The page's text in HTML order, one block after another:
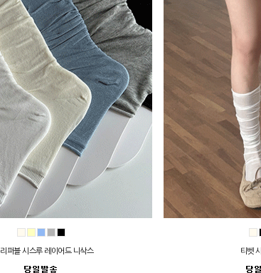
리퍼블 시스루 레이어드 니삭스 티벳